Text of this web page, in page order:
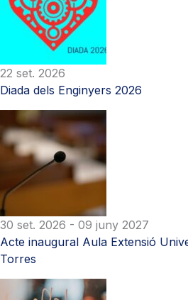
22 set. 2026
Diada dels Enginyers 2026
30 set. 2026 - 09 juny 2027
Acte inaugural Aula Extensió
Torres